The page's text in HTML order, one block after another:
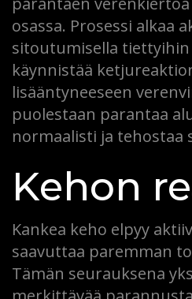
osassa. Prosessi alkaa
sitoutumisella
käynnistää
lisääntyneeseen
puolestaan parantaa
normaalisti ja tehostaa
Kehon
Kankea keho elpyy
saavuttaa paremman
Tämän seurauksena